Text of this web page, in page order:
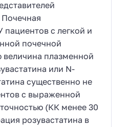
пациентов с легкой и
почечной
величина плазменной
или N-
существенно не
с выраженной
(КК менее 30
розувастатина в